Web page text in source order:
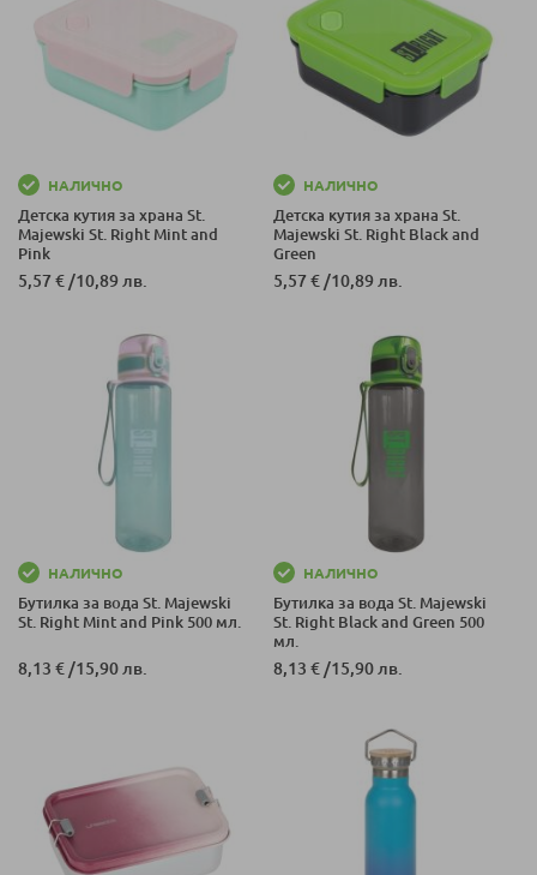
НАЛИЧНО
Детска кутия за храна St.
Majewski St. Right Mint and
Pink
5,57 €/10,89 лв.
НАЛИЧНО
Детска кутия за храна St.
Majewski St. Right Black and
Green
5,57 €/10,89 лв.
НАЛИЧНО
Бутилка за вода St. Majewski
St. Right Mint and Pink 500 мл.
8,13 €/15,90 лв.
НАЛИЧНО
Бутилка за вода St. Majewski
St. Right Black and Green 500
мл.
8,13 €/15,90 лв.